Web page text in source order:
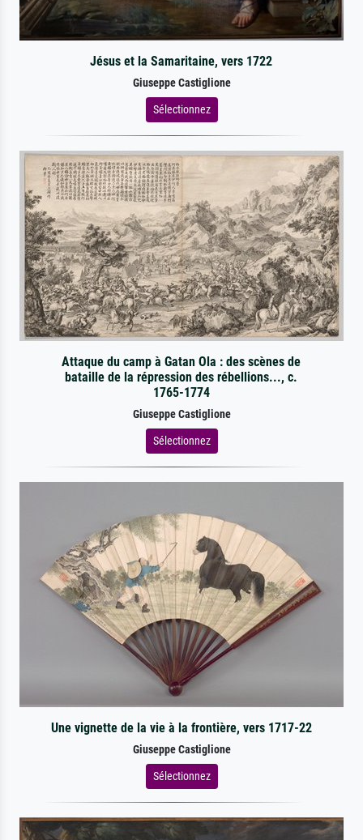
Jésus et la Samaritaine, vers 1722
Giuseppe Castiglione
Sélectionnez
Attaque du camp à Gatan Ola : des scènes de
bataille de la répression des rébellions..., c.
1765-1774
Giuseppe Castiglione
Sélectionnez
Une vignette de la vie à la frontière, vers 1717-22
Giuseppe Castiglione
Sélectionnez